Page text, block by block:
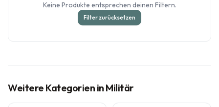
Keine Produkte entsprechen deinen Filtern.
Filter zurücksetzen
Weitere Kategorien in Militär